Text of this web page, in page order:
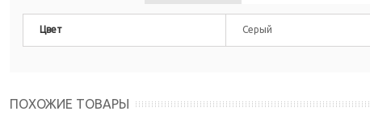
Цвет Серый
ПОХОЖИЕ ТОВАРЫ